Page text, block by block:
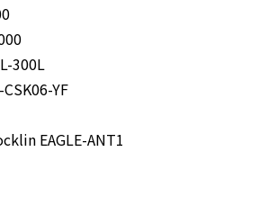
300L
YF
EAGLE-ANT1